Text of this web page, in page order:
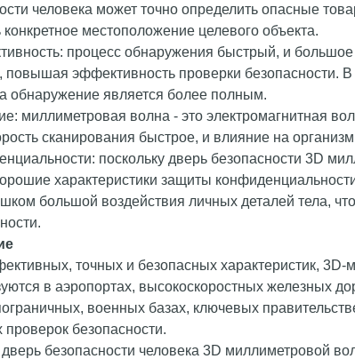
человека может точно определить опасные
конкретное местоположение целевого объекта.
процесс обнаружения быстрый, и
повышая эффективность проверки безопасности.
обнаружение является более полным.
миллиметровая волна - это электромагнитная
сканирования быстрое, и влияние на
поскольку дверь безопасности 3D
характеристики защиты
большой воздействия личных деталей тела,
точных и безопасных характеристик,
в аэропортах, высокоскоростных железных
военных базах, ключевых
проверок безопасности.
безопасности человека 3D миллиметровой